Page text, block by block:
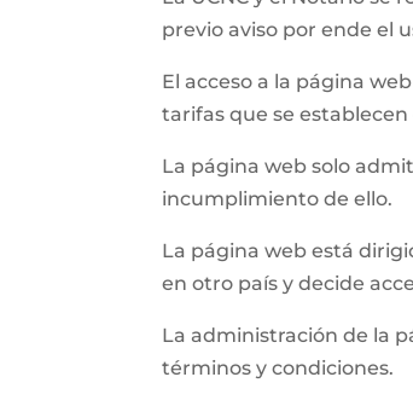
previo aviso por ende el
El acceso a la página
tarifas que se establecen
La página web solo
incumplimiento de ello.
La página web está
en otro país y decide
La administración de la
términos y condiciones.